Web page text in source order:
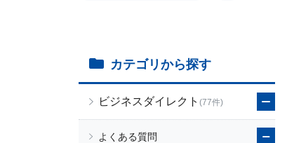
カテゴリから探す
ビジネスダイレクト (77件)
よくある質問